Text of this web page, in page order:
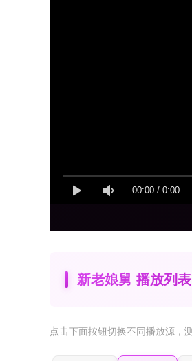
00:00 / 0:00
新老娘舅 播放列表
点击下面按钮切换不同播放源 ，